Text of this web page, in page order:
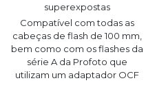
superexpostas
Compatível com todas as
cabeças de flash de 100 mm,
bem como com os flashes da
série A da Profoto que
utilizam um adaptador OCF